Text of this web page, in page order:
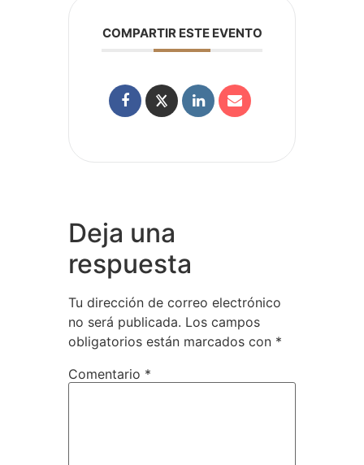
COMPARTIR ESTE EVENTO
Deja una
respuesta
Tu dirección de correo electrónico
no será publicada. Los campos
obligatorios están marcados con *
Comentario *